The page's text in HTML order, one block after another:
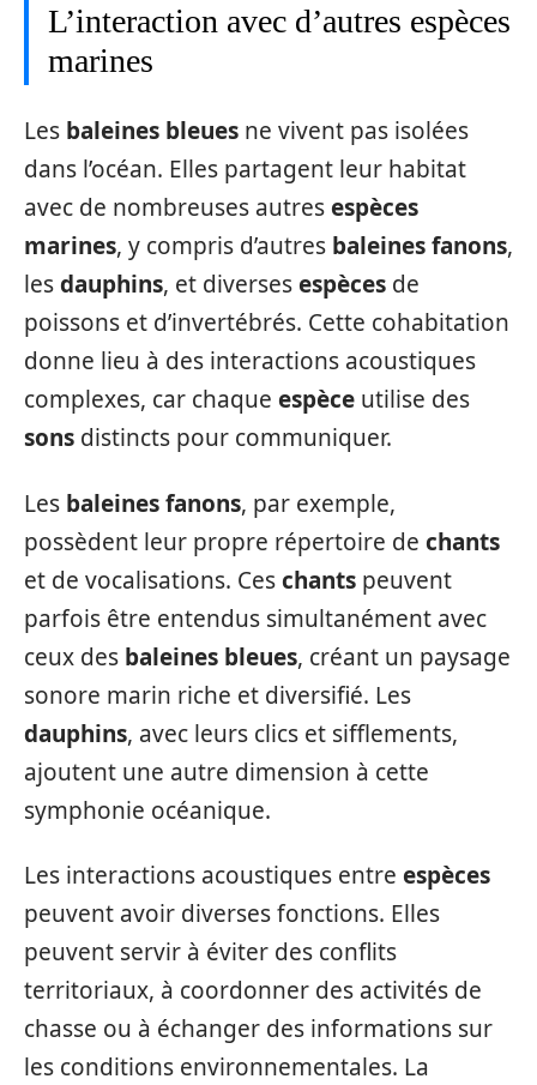
L’interaction avec d’autres espèces
marines
Les baleines bleues ne vivent pas isolées
dans l’océan. Elles partagent leur habitat
avec de nombreuses autresespèces
marines, y compris d’autres baleines fanons,
lesdauphins, et diversesespèces de
poissons et d’invertébrés. Cette cohabitation
donne lieu à des interactions acoustiques
complexes, car chaque espèce utilise des
sons distincts pour communiquer.
Les baleines fanons, par exemple,
possèdent leur propre répertoire de chants
et de vocalisations. Ceschants peuvent
parfois être entendus simultanément avec
ceux des baleines bleues, créant un paysage
sonore marin riche et diversifié. Les
dauphins, avec leurs clics et sifflements,
ajoutent une autre dimension à cette
symphonie océanique.
Les interactions acoustiques entre espèces
peuvent avoir diverses fonctions. Elles
peuvent servir à éviter des conflits
territoriaux, à coordonner des activités de
chasse ou à échanger des informations sur
les conditions environnementales. La